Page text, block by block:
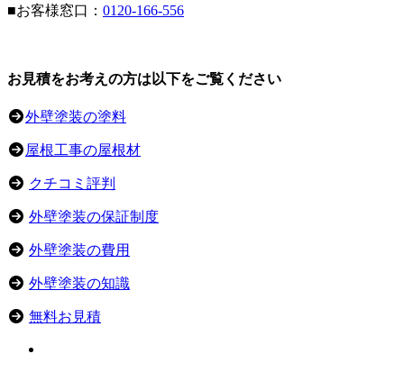
■お客様窓口： 0120-166-556
お見積をお考えの方は以下をご覧ください
外壁塗装の塗料
屋根工事の屋根材
クチコミ評判
外壁塗装の保証制度
外壁塗装の費用
外壁塗装の知識
無料お見積